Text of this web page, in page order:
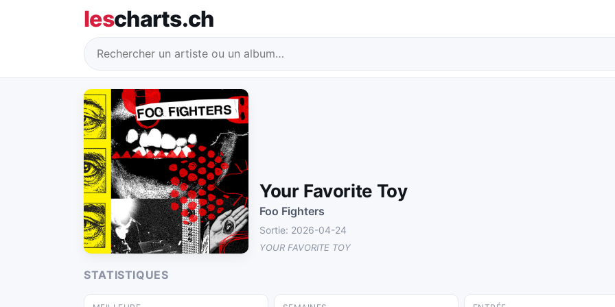
lescharts.ch
Your Favorite Toy
Foo Fighters
Sortie: 2026-04-24
YOUR FAVORITE TOY
STATISTIQUES